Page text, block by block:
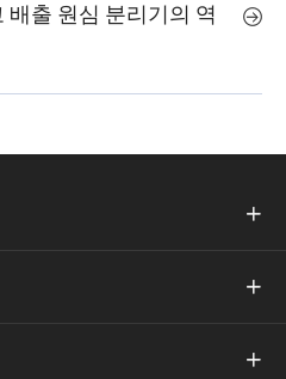
출 원심 분리기의 역



